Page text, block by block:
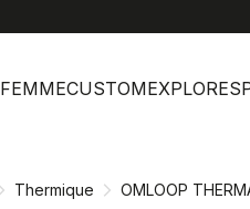
FEMMECUSTOMEXPLORE
Thermique OMLOOP